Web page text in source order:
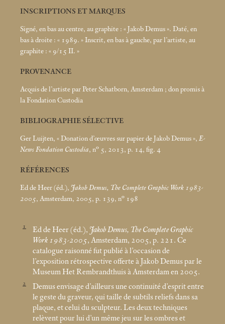
INSCRIPTIONS ET MARQUES
Signé, en bas au centre, au graphite : «Jakob Demus». Daté, en
bas à droite : « 1989. » Inscrit, en bas à gauche, par l’artiste, au
graphite : « 9/15 II. »
PROVENANCE
Acquis de l’artiste par Peter Schatborn, Amsterdam ; don promis à
la Fondation Custodia
BIBLIOGRAPHIE SÉLECTIVE
Ger Luijten, «Donation d’œuvres sur papier de Jakob Demus», E-
News Fondation Custodia, n° 5, 2013, p. 14, fig. 4
RÉFÉRENCES
Ed de Heer (éd.), Jakob Demus, The Complete Graphic Work 1983-
2005, Amsterdam, 2005, p. 139, n° 198
1 Ed de Heer (éd.), Jakob Demus, The Complete Graphic
Work 1983-2005, Amsterdam, 2005, p. 221. Ce
catalogue raisonné fut publié à l’occasion de
l’exposition rétrospective offerte à Jakob Demus par le
Museum Het Rembrandthuis à Amsterdam en 2005.
2
Demus envisage d’ailleurs une continuité d’esprit entre
le geste du graveur, qui taille de subtils reliefs dans sa
plaque, et celui du sculpteur. Les deux techniques
relèvent pour lui d’un même jeu sur les ombres et